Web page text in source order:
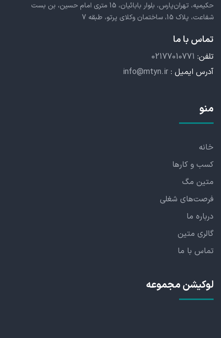
حکیمیه، تهران‌پارس، بلوار بابائیان، 15 متری امام حسین، بن بست
شفاعت، پلاک 15، ساختمان وکلای پرتو، طبقه 7
تماس با ما
تلفن: 02177010771
آدرس ایمیل : info@mtyn.ir
منو
خانه
کسب و کارها
متین مگ
فرصت‌های شغلی
درباره ما
گالری متین
تماس با ما
لوکیشن مجموعه